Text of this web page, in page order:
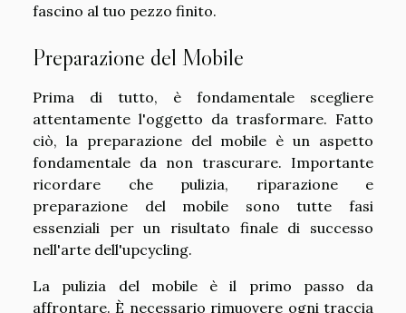
fascino al tuo pezzo finito.
Preparazione del Mobile
Prima di tutto, è fondamentale scegliere
attentamente l'oggetto da trasformare. Fatto
ciò, la preparazione del mobile è un aspetto
fondamentale da non trascurare. Importante
ricordare che pulizia, riparazione e
preparazione del mobile sono tutte fasi
essenziali per un risultato finale di successo
nell'arte dell'upcycling.
La pulizia del mobile è il primo passo da
affrontare. È necessario rimuovere ogni traccia